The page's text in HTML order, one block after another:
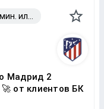
Мадрид 2
от клиентов БК